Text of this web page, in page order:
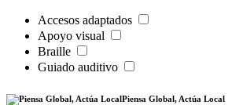
Accesos adaptados
Apoyo visual
Braille
Guiado auditivo
Piensa Global, Actúa Local